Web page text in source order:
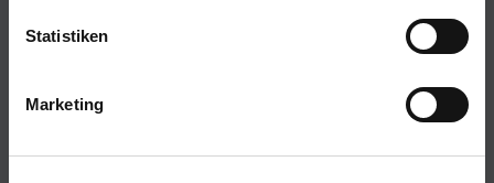
Statistiken
Marketing
Hinweisgebersystem Cookie-Einstellungen
Wir legen Wert auf Ehrlichkeit, Integrität und
folgenden Link bereitgestellt:BERESA Hinweisgeber